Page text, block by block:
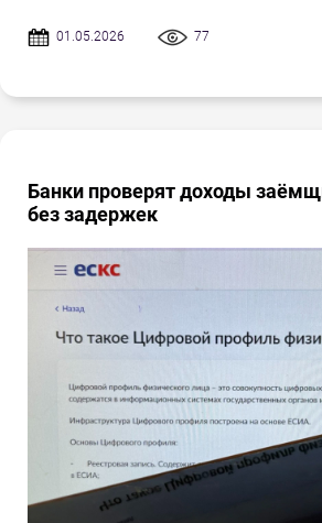
01.05.2026 77
Банки проверят доходы
без задержек